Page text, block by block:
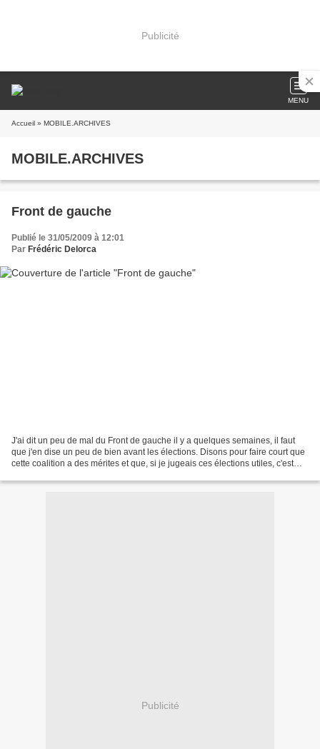
Publicité
MENU
Accueil » MOBILE.ARCHIVES
MOBILE.ARCHIVES
Front de gauche
Publié le 31/05/2009 à 12:01
Par Frédéric Delorca
J'ai dit un peu de mal du Front de gauche il y a quelques semaines, il faut
que j'en dise un peu de bien avant les élections. Disons pour faire court que
cette coalition a des mérites et que, si je jugeais ces élections utiles, c'est
Publicité